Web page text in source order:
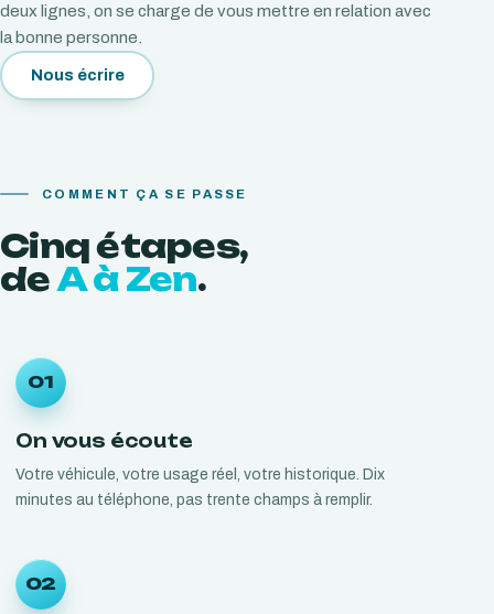
deux lignes, on se charge de vous mettre en relation avec
la bonne personne.
Nous écrire
COMMENT ÇA SE PASSE
Cinqétapes,
deA à Zen.
01
On vous écoute
Votre véhicule, votre usage réel, votre historique. Dix
minutes au téléphone, pas trente champs à remplir.
02